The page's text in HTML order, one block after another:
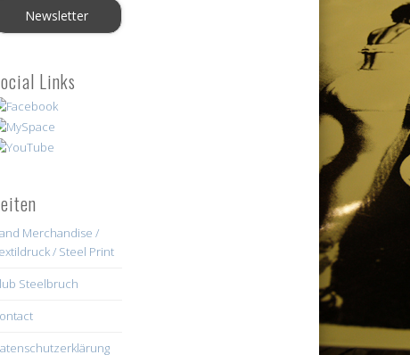
Links
Merchandise /
/ Steel Print
Steelbruch